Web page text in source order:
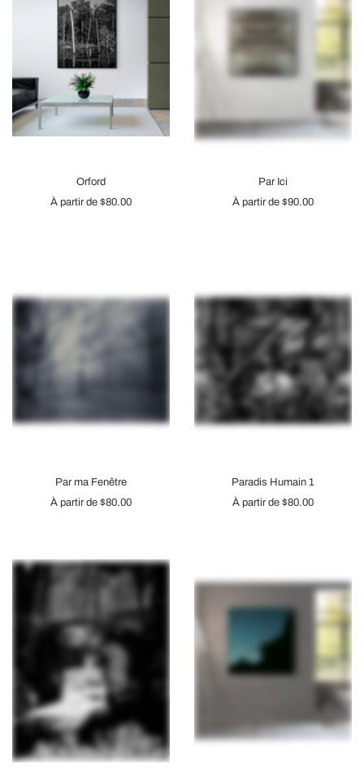
Orford
À partir de $80.00
Par Ici
À partir de $90.00
Par ma Fenêtre
À partir de $80.00
Paradis Humain 1
À partir de $80.00